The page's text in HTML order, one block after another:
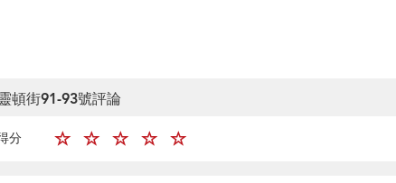
頓街91-93號評論
分